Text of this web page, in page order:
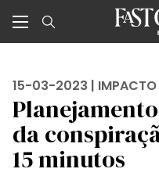
15-03-2023 | IMPACTO
da
15 minutos